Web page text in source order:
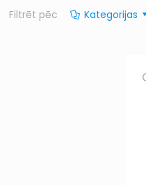
Filtrēt pēc Kategorijas